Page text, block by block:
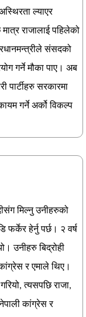
ल्याएर
राजालाई पहिलेको
संसदको
गर्ने मौका पाए। अब
पार्टीहरु सरकारमा
गर्ने अर्को विकल्प
मिल्नु उनीहरुको
फर्केर हेर्नु पर्छ। २ वर्ष
उनीहरु बिद्रोही
र एमाले थिए।
त्यसपछि राजा,
कांग्रेस र